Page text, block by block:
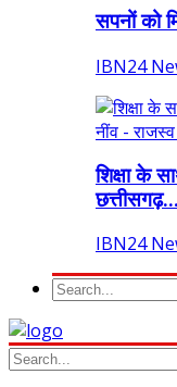
सपनों को
IBN24
शिक्षा के
छत्तीसगढ़...
IBN24